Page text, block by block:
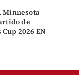
Minnesota
de
2026 EN